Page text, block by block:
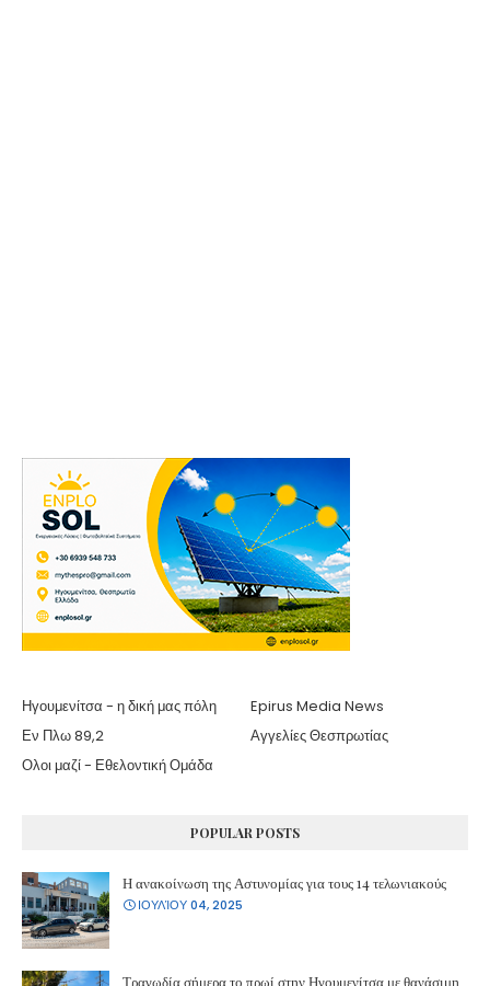
Ηγουμενίτσα - η δική μας πόλη
Epirus Media News
Εν Πλω 89,2
Αγγελίες Θεσπρωτίας
Ολοι μαζί - Εθελοντική Ομάδα
POPULAR POSTS
Η ανακοίνωση της Αστυνομίας για τους 14 τελωνιακούς
ΙΟΥΛΊΟΥ 04, 2025
Τραγωδία σήμερα το πρωί στην Ηγουμενίτσα με θανάσιμη